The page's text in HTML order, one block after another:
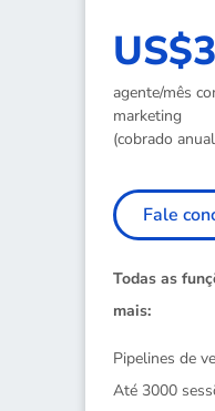
agente/mês
marketing
(cobrado
Fale
Todas as
mais:
Pipelines de
Até 3000